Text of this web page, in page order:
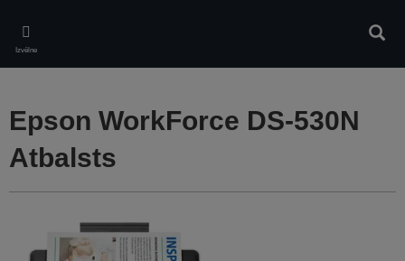
main
content
Izvēlne
Epson WorkForce DS-530N
Atbalsts